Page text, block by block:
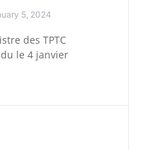
5, 2024
des TPTC
le 4 janvier